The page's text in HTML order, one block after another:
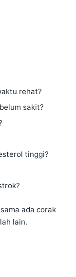
rehat?
sakit?
tinggi?
ada corak
lain.